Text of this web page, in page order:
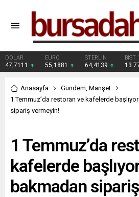
DOLAR
47,7111
EURO
55,1881
STERLİN
64,4139
BIST
Anasayfa Gündem, Manşet
1 Temmuz’da restoran ve kafelerde
sipariş vermeyin!
1 Temmuz’da
kafelerde
bakmadan